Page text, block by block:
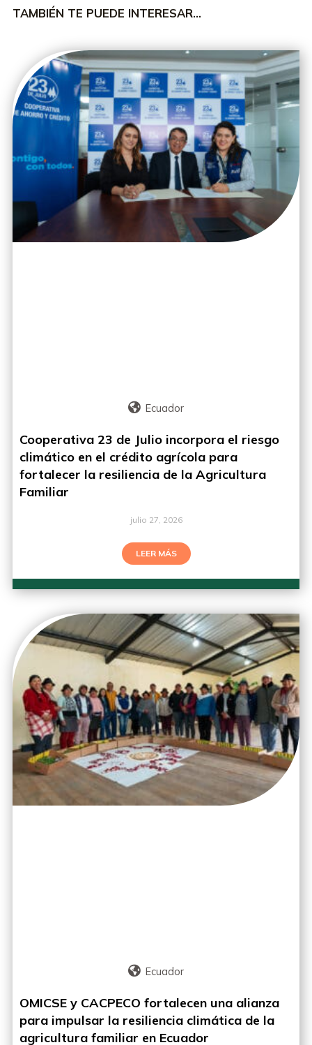
TAMBIÉN TE PUEDE INTERESAR…
Ecuador
Cooperativa 23 de Julio incorpora el riesgo
climático en el crédito agrícola para
fortalecer la resiliencia de la Agricultura
Familiar
julio 27, 2026
LEER MÁS
Ecuador
OMICSE y CACPECO fortalecen una alianza
para impulsar la resiliencia climática de la
agricultura familiar en Ecuador